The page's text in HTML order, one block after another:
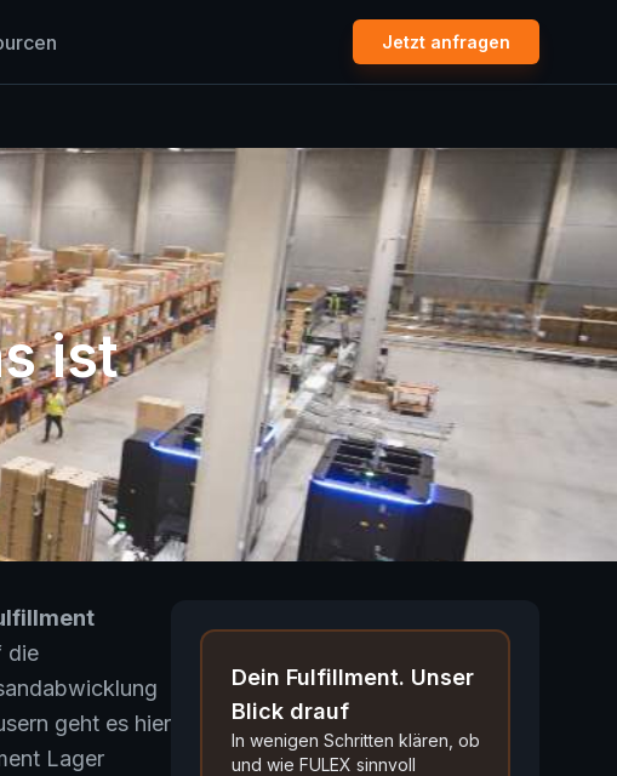
Jetzt anfragen
ist
die
geht es hier
Lager
Dein Fulfillment. Unser
Blick drauf
In wenigen Schritten klären, ob
und wie FULEX sinnvoll